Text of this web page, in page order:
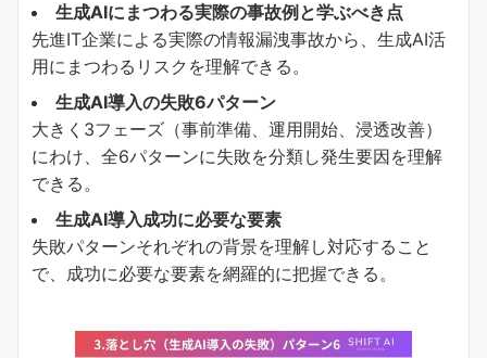
生成AIにまつわる実際の事故例と学ぶべき点
先進IT企業による実際の情報漏洩事故から、生成AI活
用にまつわるリスクを理解できる。
生成AI導入の失敗6パターン
大きく3フェーズ（事前準備、運用開始、浸透改善）
にわけ、全6パターンに失敗を分類し発生要因を理解
できる。
生成AI導入成功に必要な要素
失敗パターンそれぞれの背景を理解し対応すること
で、成功に必要な要素を網羅的に把握できる。